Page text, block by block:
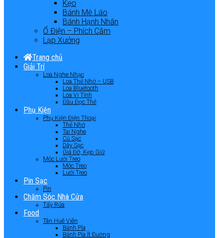
Kẹo
Bánh Mè Láo
Bánh Hạnh Nhân
Ổ Điện – Phích Cắm
Lạp Xưởng
Trang chủ
Giải Trí
Loa Nghe Nhạc
Loa Thẻ Nhớ – USB
Loa Bluetooth
Loa Vi Tính
Đầu Đọc Thẻ
Phụ Kiện
Phụ Kiện Điện Thoại
Thẻ Nhớ
Tai Nghe
Củ Sạc
Dây Sạc
Giá Đỡ, Kẹp Giữ
Móc Lưới Treo
Móc Treo
Lưới Treo
Pin Sạc
Pin
Chăm Sóc Nhà Cửa
Tẩy Rửa
Food
Tân Huê Viên
Bánh Pía
Bánh Pía Ít Đường